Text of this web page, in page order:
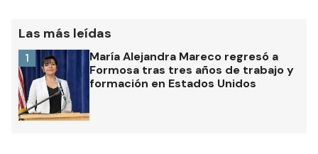
Las más leídas
María Alejandra Mareco regresó a
Formosa tras tres años de trabajo y
formación en Estados Unidos
1